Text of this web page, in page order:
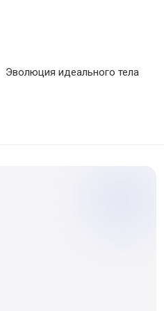
Эволюция идеального тела